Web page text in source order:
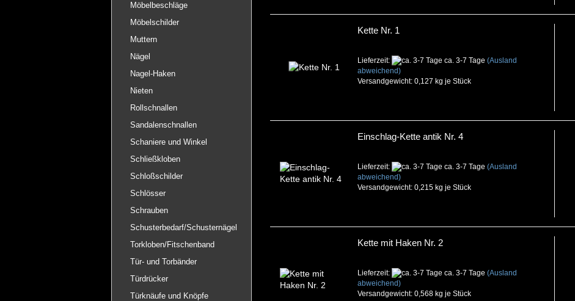
Kette Nr. 1
Lieferzeit: ca. 3-7 Tage (Ausland
abweichend)
Versandgewicht: 0,127 kg je Stück
Einschlag-Kette antik Nr. 4
Lieferzeit: ca. 3-7 Tage (Ausland
abweichend)
Versandgewicht: 0,215 kg je Stück
Kette mit Haken Nr. 2
Lieferzeit: ca. 3-7 Tage (Ausland
abweichend)
Versandgewicht: 0,568 kg je Stück
Möbelbeschläge
Möbelschilder
Muttern
Nägel
Nagel-Haken
Nieten
Rollschnallen
Sandalenschnallen
Schaniere und Winkel
Schließkloben
Schloßschilder
Schlösser
Schrauben
Schusterbedarf/Schusternägel
Torkloben/Fitschenband
Tür- und Torbänder
Türdrücker
Türknäufe und Knöpfe